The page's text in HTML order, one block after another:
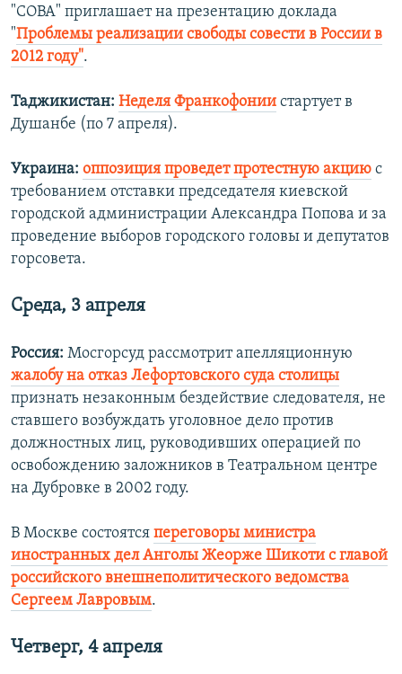
"СОВА" приглашает на презентацию доклада
"Проблемы реализации свободы совести в России в
2012 году".
Таджикистан: Неделя Франкофонии стартует в
Душанбе (по 7 апреля).
Украина: оппозиция проведет протестную акцию с
требованием отставки председателя киевской
городской администрации Александра Попова и за
проведение выборов городского головы и депутатов
горсовета.
Среда, 3 апреля
Россия: Мосгорсуд рассмотрит апелляционную
жалобу на отказ Лефортовского суда столицы
признать незаконным бездействие следователя, не
ставшего возбуждать уголовное дело против
должностных лиц, руководивших операцией по
освобождению заложников в Театральном центре
на Дубровке в 2002 году.
В Москве состоятся переговоры министра
иностранных дел Анголы Жеорже Шикоти с главой
российского внешнеполитического ведомства
Сергеем Лавровым.
Четверг, 4 апреля